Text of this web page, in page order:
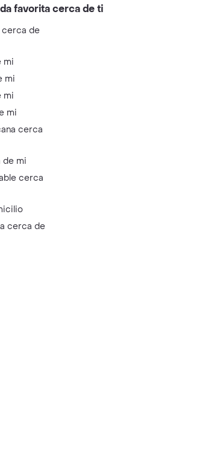
favorita cerca de ti
cerca de
mi
mi
mi
mi
cerca
de mi
cerca
cerca de